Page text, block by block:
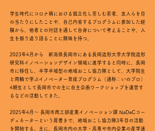
学生時代にコロナ禍における孤立化し苦しむ若者、友人らを目
の当たりにしたことや、自己内省するブログラムに参加した経
験から、他者との対話を通して自身について考えることや、人
生を振り返り語ることに興味を持つ。
2023年4月から 新潟県長岡市にある長岡造形大学大学院造形
研究科イノベーションデザイン領域に進学すると同時に、 長岡
市に移住し、半学半域型の地域おこし協力隊として、大学院生
と両輪で学ぶイノベーター育成プログラム（通称：いのプロ）
4期生として長岡市での主に自主企画ワークショップを運営す
るなどの活動してきた。
2025年4月〜 長岡市商工部産業イノベーション課 NaDeCコー
ディネーターという肩書きで、地域おこし協力隊3年目の活動
を開始する。主に、長岡市内の大学 ・ ​高専や市内企業の産学連